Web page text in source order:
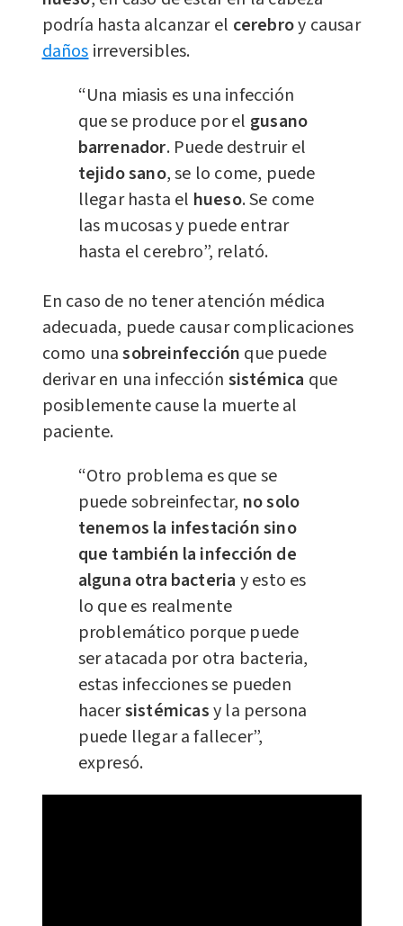
podría hasta alcanzar el cerebroy causar
dañosirreversibles.
“Una miasis es una infección
que se produce por el gusano
barrenador. Puede destruir el
tejido sano, se lo come, puede
llegar hasta el hueso. Se come
las mucosas y puede entrar
hasta el cerebro”, relató.
En caso de no tener atención médica
adecuada, puede causar complicaciones
como unasobreinfección que puede
derivar en una infección sistémica que
posiblemente cause la muerte al
paciente.
“Otro problema es que se
puede sobreinfectar, no solo
tenemos la infestación sino
que también la infección de
alguna otra bacteria y esto es
lo que es realmente
problemático porque puede
ser atacada por otra bacteria,
estas infecciones se pueden
hacersistémicasy la persona
puede llegar a fallecer”,
expresó.